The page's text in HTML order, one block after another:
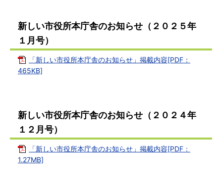
新しい市役所本庁舎のお知らせ（２０２５年
１月号）
「新しい市役所本庁舎のお知らせ」掲載内容[PDF：
465KB]
新しい市役所本庁舎のお知らせ（２０２４年
１２月号）
「新しい市役所本庁舎のお知らせ」掲載内容[PDF：
1.27MB]